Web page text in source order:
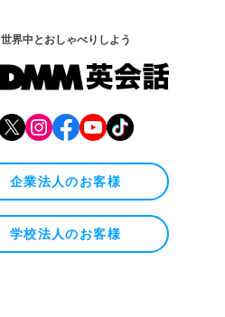
世界中とおしゃべりしよう
企業法人のお客様
学校法人のお客様